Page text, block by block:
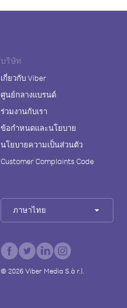
บริษัท
เกี่ยวกับ Viber
ศูนย์กลางแบรนด์
ร่วมงานกับเรา
ข้อกำหนดและนโยบาย
นโยบายความเป็นส่วนตัว
Customer Complaints Code
ภาษาไทย
© 2026Viber Media S.à r.l.